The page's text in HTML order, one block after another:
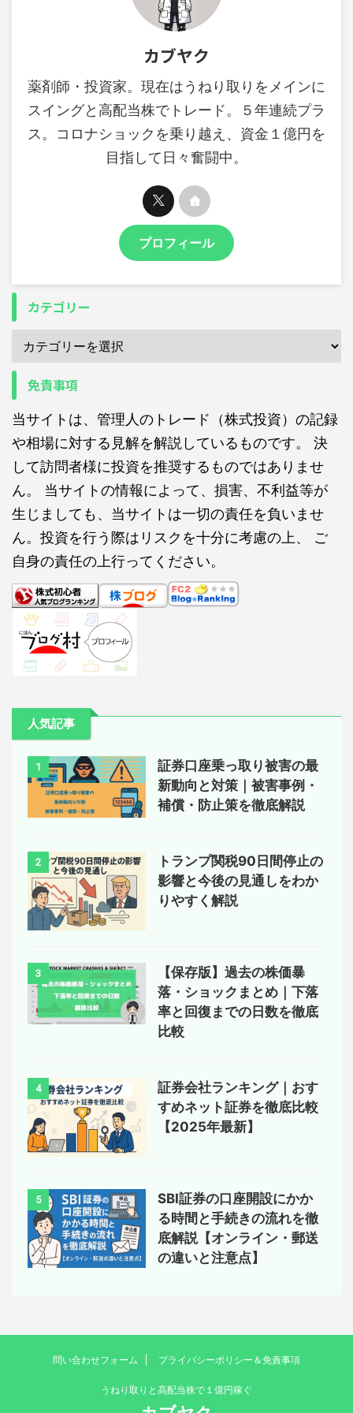
カブヤク
薬剤師・投資家。現在はうねり取りをメインに
スイングと高配当株でトレード。５年連続プラ
ス。コロナショックを乗り越え、資金１億円を
目指して日々奮闘中。
プロフィール
カテゴリー
免責事項
当サイトは、管理人のトレード（株式投資）の記録
や相場に対する見解を解説しているものです。 決
して訪問者様に投資を推奨するものではありませ
ん。 当サイトの情報によって、損害、不利益等が
生じましても、当サイトは一切の責任を負いませ
ん。投資を行う際はリスクを十分に考慮の上、 ご
自身の責任の上行ってください。
人気記事
1
証券口座乗っ取り被害の最
新動向と対策｜被害事例・
補償・防止策を徹底解説
2
トランプ関税90日間停止の
影響と今後の見通しをわか
りやすく解説
3
【保存版】過去の株価暴
落・ショックまとめ｜下落
率と回復までの日数を徹底
比較
4
証券会社ランキング｜おす
すめネット証券を徹底比較
【2025年最新】
5
SBI証券の口座開設にかか
る時間と手続きの流れを徹
底解説【オンライン・郵送
の違いと注意点】
問い合わせフォーム プライバシーポリシー＆免責事項
うねり取りと高配当株で１億円稼ぐ